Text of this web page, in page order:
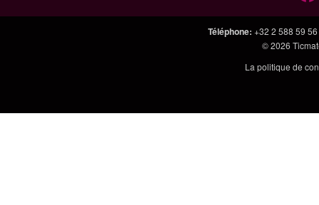
Téléphone: +32 2 588 59 56
© 2026
La politique de